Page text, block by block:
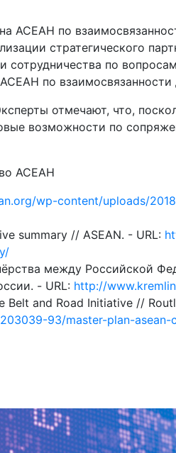
АСЕАН по
стратегического
по
по
отмечают, что,
возможности по
АСЕАН
wp-content/uploads/
summary // ASEAN. - URL:
между Российской
- URL: http://
Belt and Road Initiative //
93/master-plan-